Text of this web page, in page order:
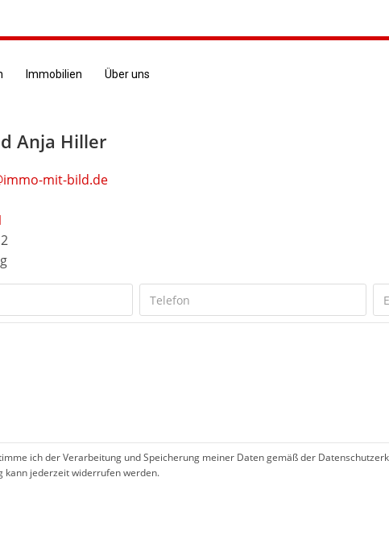
Immobilien
Über uns
Anja Hiller
mit-bild.de
ich der Verarbeitung und Speicherung meiner Daten gemäß der
kann jederzeit widerrufen werden.